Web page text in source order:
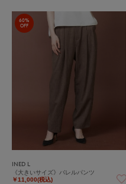
60%
OFF
INED L
《大きいサイズ》バレルパンツ
￥11,000(税込)